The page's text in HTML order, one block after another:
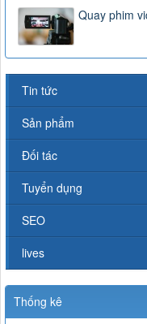
Quay phim
Tin tức
Sản phẩm
Đối tác
Tuyển dụng
SEO
lives
Thống kê